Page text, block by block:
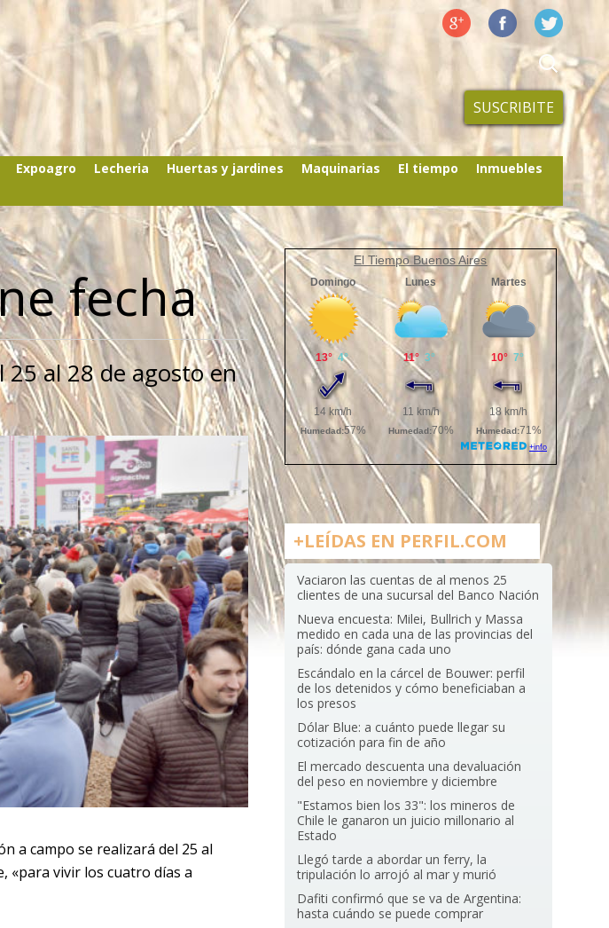
SUSCRIBITE
Expoagro Lecheria Huertas y jardines Maquinarias El tiempo
Inmuebles
fecha
25 al 28 de agosto en
a campo se realizará del 25 al
«para vivir los cuatro días a
El Tiempo Buenos Aires
+LEÍDAS EN PERFIL.COM
Vaciaron las cuentas de al menos 25
clientes de una sucursal del Banco Nación
Nueva encuesta: Milei, Bullrich y Massa
medido en cada una de las provincias del
país: dónde gana cada uno
Escándalo en la cárcel de Bouwer: perfil
de los detenidos y cómo beneficiaban a
los presos
Dólar Blue: a cuánto puede llegar su
cotización para fin de año
El mercado descuenta una devaluación
del peso en noviembre y diciembre
"Estamos bien los 33": los mineros de
Chile le ganaron un juicio millonario al
Estado
Llegó tarde a abordar un ferry, la
tripulación lo arrojó al mar y murió
Dafiti confirmó que se va de Argentina:
hasta cuándo se puede comprar